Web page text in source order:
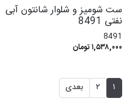
ست شومیز و شلوار شانتون آبی
نفتی 8491
8491
۱,۵۳۸,۰۰۰ تومان
۱ ۲ بعدی